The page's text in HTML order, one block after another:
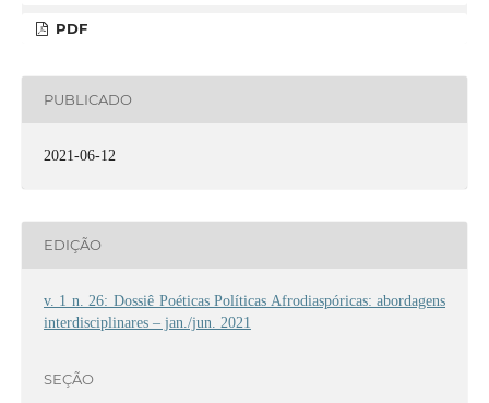
PDF
PUBLICADO
2021-06-12
EDIÇÃO
v. 1 n. 26: Dossiê Poéticas Políticas Afrodiaspóricas: abordagens
interdisciplinares – jan./jun. 2021
SEÇÃO